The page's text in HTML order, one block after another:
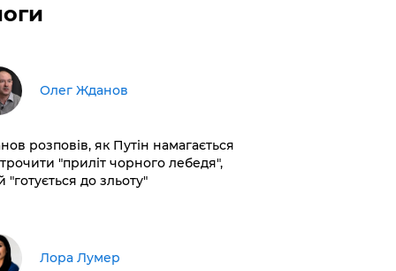
Олег Жданов
розповів, як Путін намагається
"приліт чорного лебедя",
"готується до зльоту"
​Лора Лумер